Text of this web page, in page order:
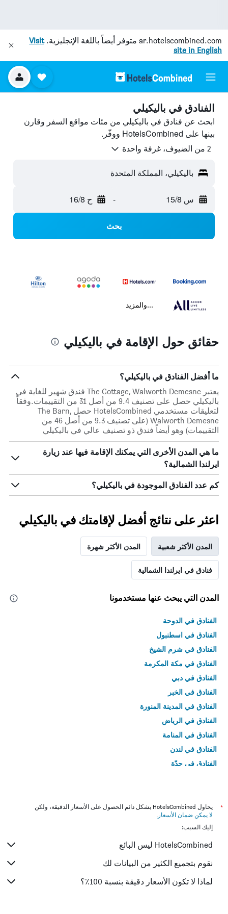
ar.hotelscombined.com متوفر أيضاً باللغة الإنجليزية.Visit
site in English
الفنادق في باليكيلي
ابحث عن فنادق في باليكيلي من مئات مواقع السفر وقارن
بينها على HotelsCombined ووفّر.
2 من الضيوف، غرفة واحدة
باليكيلي، المملكة المتحدة
س 15/8 - ح 16/8
بحث
...والمزيد
حقائق حول الإقامة في باليكيلي
ما أفضل الفنادق في باليكيلي؟
يعتبر The Cottage, Walworth Demesne فندق شهير للغاية في
باليكيلي حصل على تصنيف 9.4 من أصل 31 من التقييمات.وفقاً
لتعليقات مستخدمي HotelsCombined حصل The Barn,
Walworth Demesne (على تصنيف 9.3 من أصل 46 من
التقييمات) وهو أيضاً فندق ذو تصنيف عالي في باليكيلي
ما هي المدن الأخرى التي يمكنك الإقامة فيها عند زيارة
ايرلندا الشمالية؟
كم عدد الفنادق الموجودة في باليكيلي؟
اعثر على نتائج أفضل لإقامتك في باليكيلي
المدن الأكثر شعبية المدن الأكثر شهرة
فنادق في ايرلندا الشمالية
المدن التي يبحث عنها مستخدمونا
الفنادق في الدوحة
الفنادق في اسطنبول
الفنادق في شرم الشيخ
الفنادق في مكة المكرمة
الفنادق في دبي
الفنادق في الخبر
الفنادق في المدينة المنورة
الفنادق في الرياض
الفنادق في المنامة
الفنادق في لندن
الفنادق في جدّة
*
يحاول HotelsCombined بشكل دائم الحصول على الأسعار الدقيقة، ولكن
لا يمكن ضمان الأسعار .
إليك السبب:
HotelsCombined ليس البائع
نقوم بتجميع الكثير من البيانات لك
لماذا لا تكون الأسعار دقيقة بنسبة 100٪؟